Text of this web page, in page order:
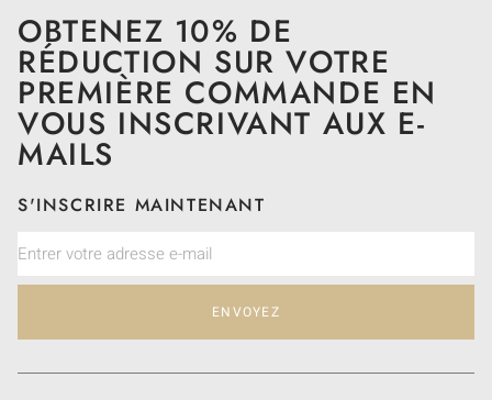
OBTENEZ 10% DE
RÉDUCTION SUR VOTRE
PREMIÈRE COMMANDE EN
VOUS INSCRIVANT AUX E-
MAILS
S'INSCRIRE MAINTENANT
ENVOYEZ